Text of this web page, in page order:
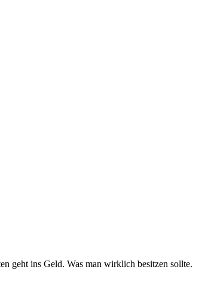
geht ins Geld. Was man wirklich besitzen sollte.